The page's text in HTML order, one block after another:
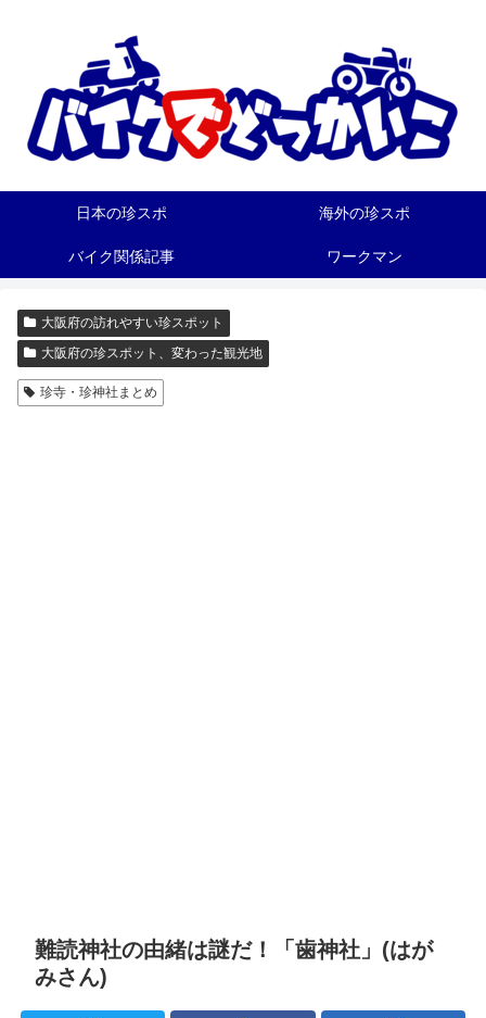
日本の珍スポ 海外の珍スポ
バイク関係記事 ワークマン
大阪府の訪れやすい珍スポット
大阪府の珍スポット、変わった観光地
珍寺・珍神社まとめ
難読神社の由緒は謎だ！「歯神社」(はが
みさん)